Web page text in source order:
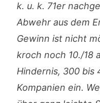
k. u. k. 71er
Abwehr aus dem
Gewinn ist nicht
kroch noch 10./18
Hindernis, 300 bis
Kompanien ein.